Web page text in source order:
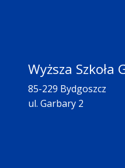
Wyższa Szkoła
85-229 Bydgoszcz
ul. Garbary 2